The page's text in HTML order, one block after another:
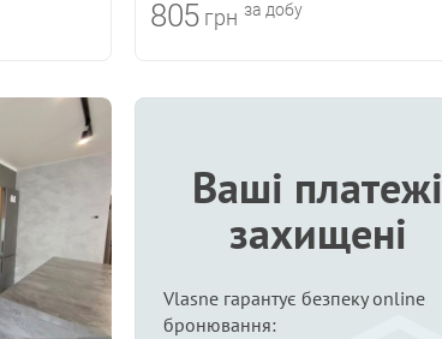
805 грн за добу
Ваші платежі
захищені
Vlasne гарантує безпеку online
бронювання: